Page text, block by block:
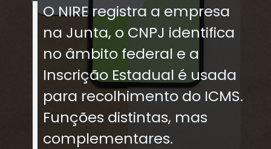
O NIRE registra a empresa
na Junta, o CNPJ identifica
no âmbito federal e a
Inscrição Estadual é usada
para recolhimento do ICMS.
Funções distintas, mas
complementares.